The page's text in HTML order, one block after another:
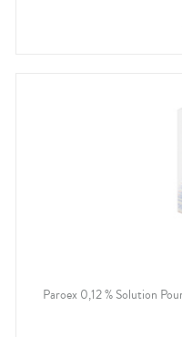
Paroex 0,12 % Solution